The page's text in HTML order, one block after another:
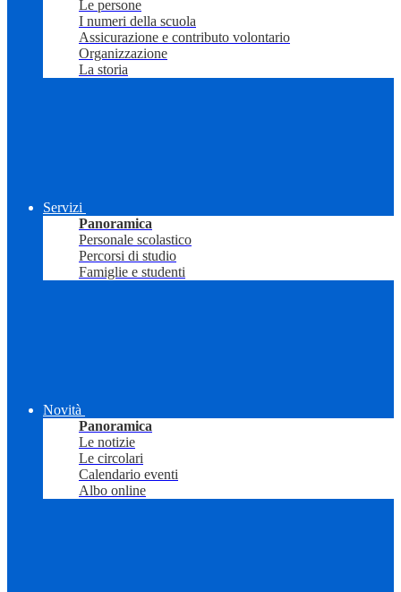
Le persone
I numeri della scuola
Assicurazione e contributo volontario
Organizzazione
La storia
Servizi
Panoramica
Personale scolastico
Percorsi di studio
Famiglie e studenti
Novità
Panoramica
Le notizie
Le circolari
Calendario eventi
Albo online